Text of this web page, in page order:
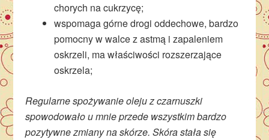
chorych na cukrzycę;
wspomaga górne drogi oddechowe, bardzo
pomocny w walce z astmą i zapaleniem
oskrzeli, ma właściwości rozszerzające
oskrzela;
Regularne spożywanie oleju z czarnuszki
spowodowało u mnie przede wszystkim bardzo
pozytywne zmiany na skórze. Skóra stała się